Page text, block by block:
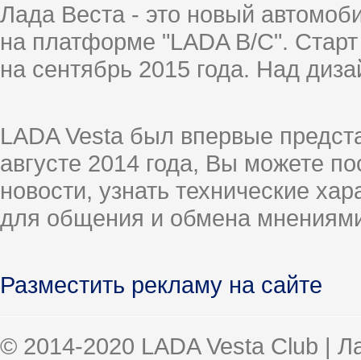
Лада Веста - это новый
на платформе "LADA B/C".
на сентябрь 2015 года. Над
LADA Vesta был впервые
августе 2014 года, Вы можете
новости, узнать технические
для общения и обмена
Разместить рекламу на сайте
© 2014-2020 LADA Vesta Club |